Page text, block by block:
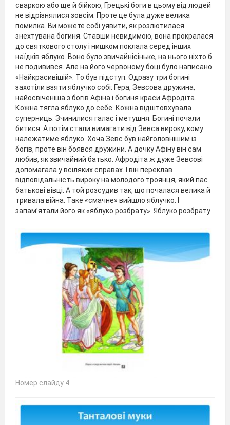
сваркою або ще й бійкою, Грецькі боги в цьому від людей
не відрізнялися зовсім. Проте це була дуже велика
помилка. Ви можете собі уявити, як розлютилася
знехтувана богиня. Ставши невидимою, вона прокралася
до святкового столу і нишком поклала серед інших
наїдків яблуко. Воно було звичайнісіньке, на нього ніхто б
не подивився. Але на його червоному боці було написано
«Найкрасивішій». То був підступ. Одразу три богині
захотіли взяти яблучко собі: Гера, Зевсова дружина,
найосвіченіша з богів Афіна і богиня краси Афродіта.
Кожна тягла яблуко до себе. Кожна відштовхувала
суперниць. Зчинилися галас і метушня. Богині почали
битися. А потім стали вимагати від Зевса вироку, кому
належатиме яблуко. Хоча Зевс був найголовнішим із
богів, проте він боявся дружини. А дочку Афіну він сам
любив, як звичайний батько. Афродіта ж дуже Зевсові
допомагала у всіляких справах. І він переклав
відповідальність вироку на молодого троянця, який пас
батькові вівці. А той розсудив так, що почалася велика й
тривала війна. Таке «смачне» вийшло яблучко. І
запам’ятали його як «яблуко розбрату». Яблуко розбрату
Номер слайду 4